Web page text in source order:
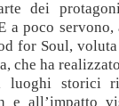
dei
a poco
for Soul,
che ha
luoghi storici
e all’impatto